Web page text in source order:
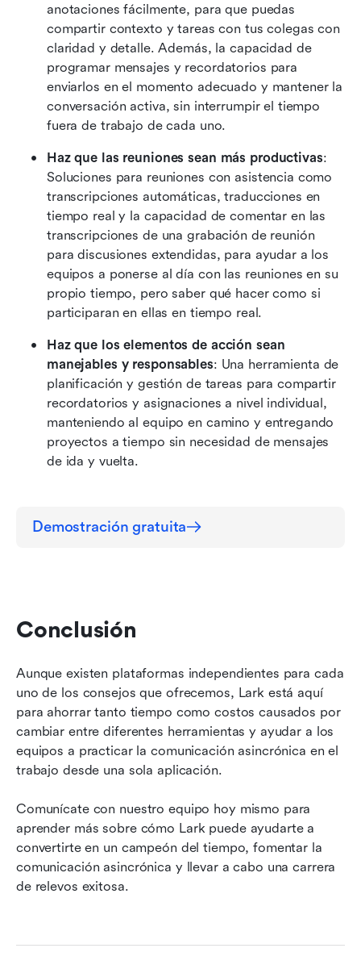
anotaciones fácilmente, para que puedas
compartir contexto y tareas con tus colegas con
claridad y detalle. Además, la capacidad de
programar mensajes y recordatorios para
enviarlos en el momento adecuado y mantener la
conversación activa, sin interrumpir el tiempo
fuera de trabajo de cada uno.
Haz que las reuniones sean más productivas:
Soluciones para reuniones con asistencia como
transcripciones automáticas, traducciones en
tiempo real y la capacidad de comentar en las
transcripciones de una grabación de reunión
para discusiones extendidas, para ayudar a los
equipos a ponerse al día con las reuniones en su
propio tiempo, pero saber qué hacer como si
participaran en ellas en tiempo real.
Haz que los elementos de acción sean
manejables y responsables: Una herramienta de
planificación y gestión de tareas para compartir
recordatorios y asignaciones a nivel individual,
manteniendo al equipo en camino y entregando
proyectos a tiempo sin necesidad de mensajes
de ida y vuelta.
Demostración gratuita
Conclusión
Aunque existen plataformas independientes para cada
uno de los consejos que ofrecemos, Lark está aquí
para ahorrar tanto tiempo como costos causados por
cambiar entre diferentes herramientas y ayudar a los
equipos a practicar la comunicación asincrónica en el
trabajo desde una sola aplicación.
Comunícate con nuestro equipo hoy mismo para
aprender más sobre cómo Lark puede ayudarte a
convertirte en un campeón del tiempo, fomentar la
comunicación asincrónica y llevar a cabo una carrera
de relevos exitosa.